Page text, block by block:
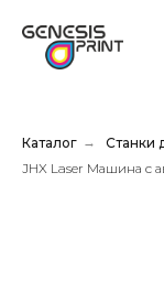
Каталог → Станки
JHX Laser Машина с